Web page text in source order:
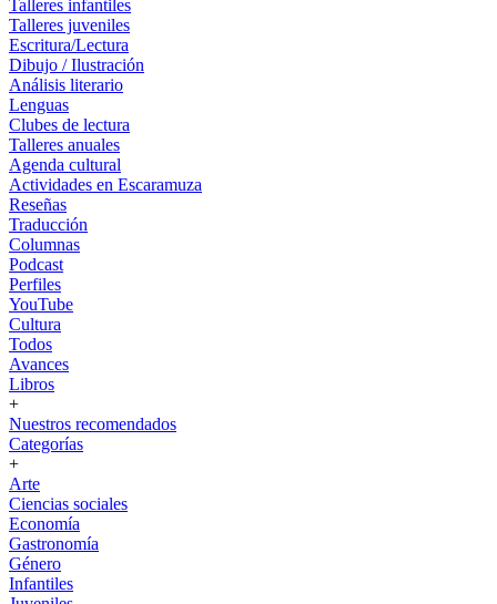
Talleres infantiles
Talleres juveniles
Escritura/Lectura
Dibujo / Ilustración
Análisis literario
Lenguas
Clubes de lectura
Talleres anuales
Agenda cultural
Actividades en Escaramuza
Reseñas
Traducción
Columnas
Podcast
Perfiles
YouTube
Cultura
Todos
Avances
Libros
+
Nuestros recomendados
Categorías
+
Arte
Ciencias sociales
Economía
Gastronomía
Género
Infantiles